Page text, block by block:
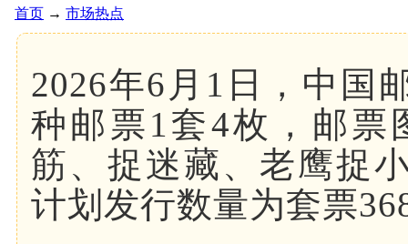
首页 → 市场热点
2026年6月1日，中国
种邮票1套4枚，邮票
筋、捉迷藏、老鹰捉
计划发行数量为套票